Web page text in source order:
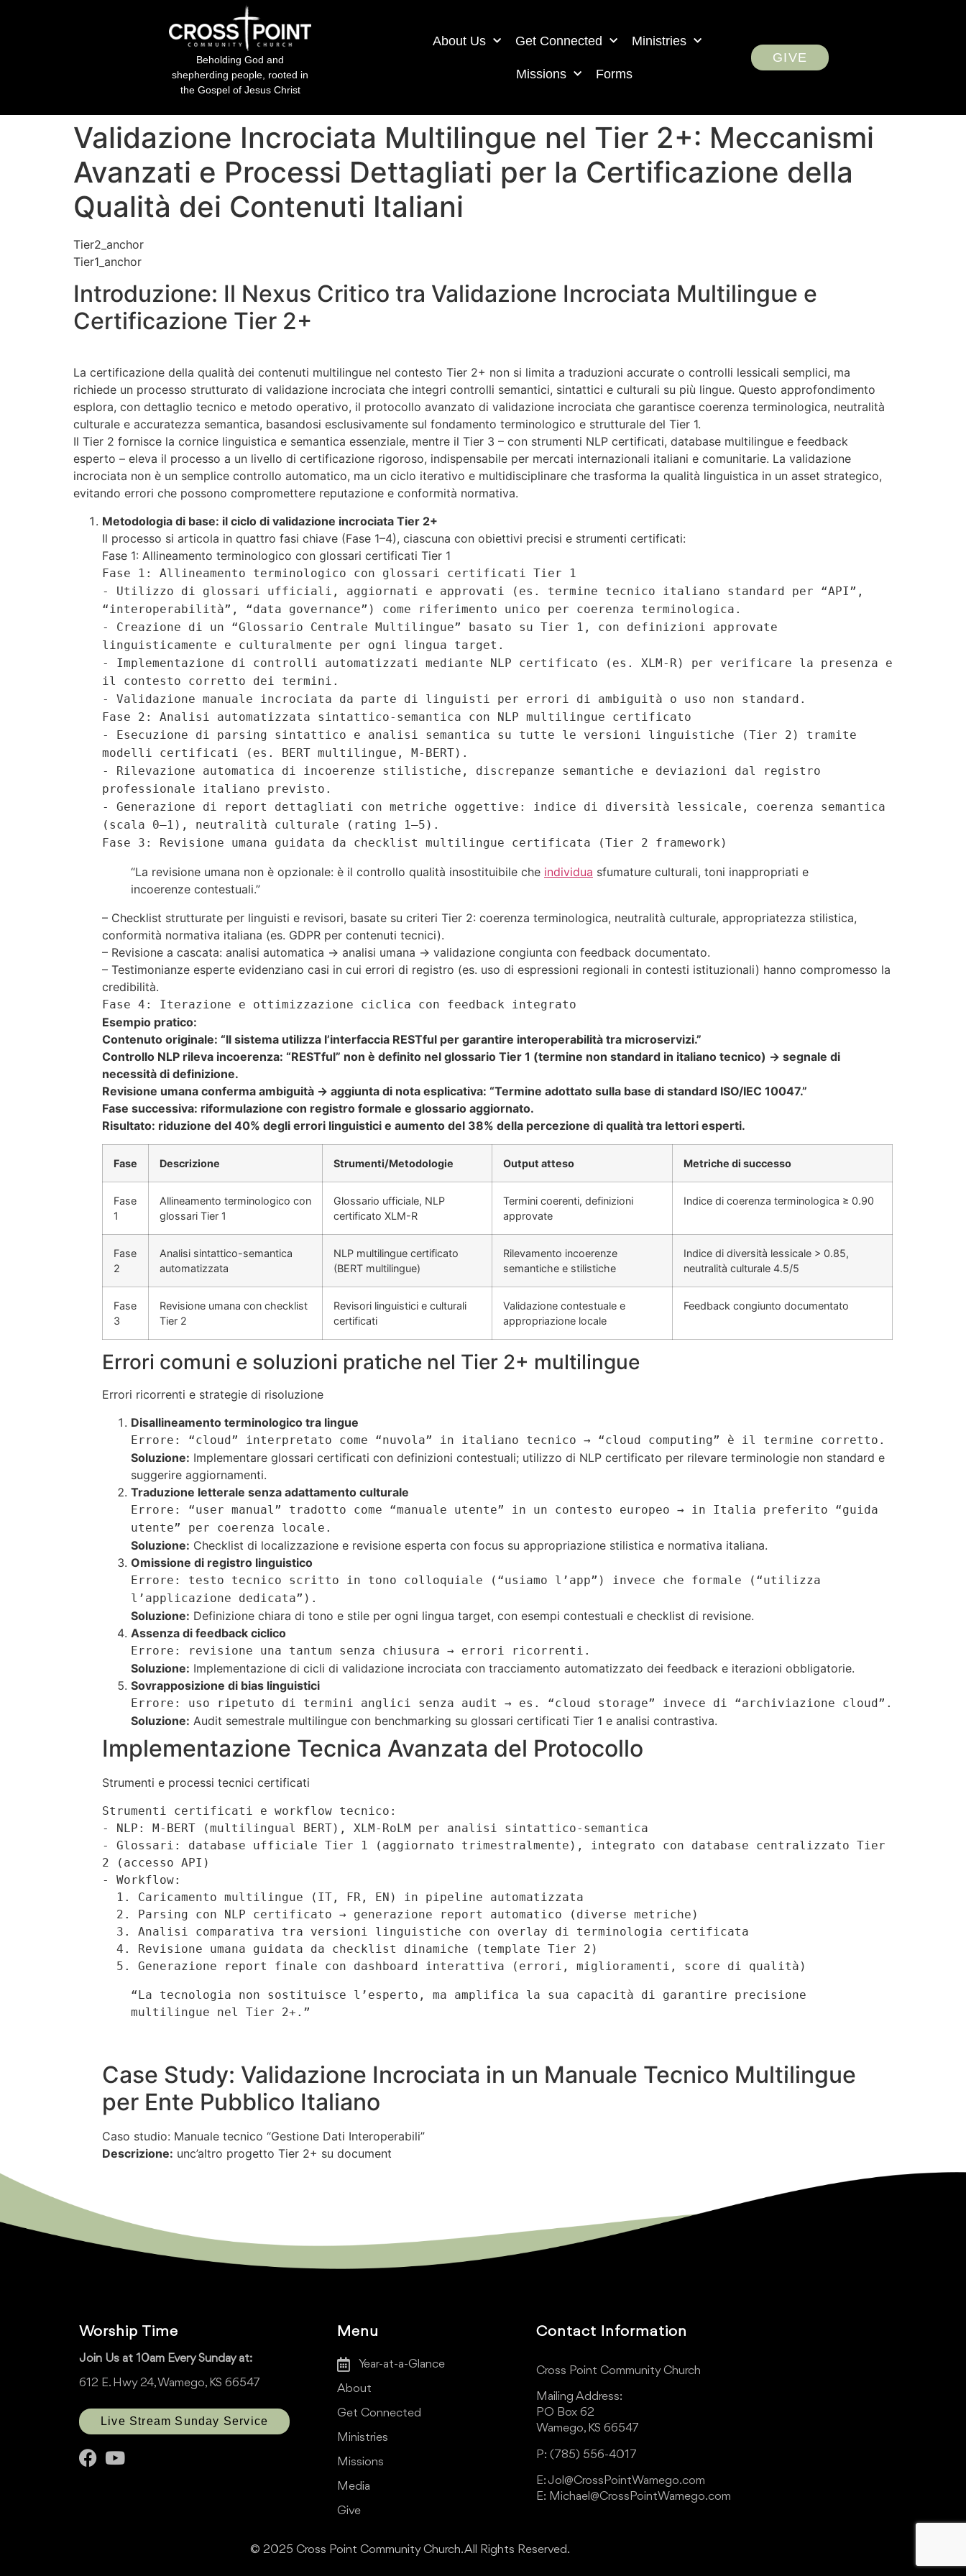
Beholding God and
shepherding people, rooted in
the Gospel of Jesus Christ
About Us Get Connected Ministries
Missions Forms
GIVE
Validazione Incrociata Multilingue nel Tier 2+: Meccanismi
Avanzati e Processi Dettagliati per la Certificazione della
Qualità dei Contenuti Italiani
Tier2_anchor
Tier1_anchor
Introduzione: Il Nexus Critico tra Validazione Incrociata Multilingue e
Certificazione Tier 2+
La certificazione della qualità dei contenuti multilingue nel contesto Tier 2+ non si limita a traduzioni accurate o controlli lessicali semplici, ma
richiede un processo strutturato di validazione incrociata che integri controlli semantici, sintattici e culturali su più lingue. Questo approfondimento
esplora, con dettaglio tecnico e metodo operativo, il protocollo avanzato di validazione incrociata che garantisce coerenza terminologica, neutralità
culturale e accuratezza semantica, basandosi esclusivamente sul fondamento terminologico e strutturale del Tier 1.
Il Tier 2 fornisce la cornice linguistica e semantica essenziale, mentre il Tier 3 – con strumenti NLP certificati, database multilingue e feedback
esperto – eleva il processo a un livello di certificazione rigoroso, indispensabile per mercati internazionali italiani e comunitarie. La validazione
incrociata non è un semplice controllo automatico, ma un ciclo iterativo e multidisciplinare che trasforma la qualità linguistica in un asset strategico,
evitando errori che possono compromettere reputazione e conformità normativa.
Metodologia di base: il ciclo di validazione incrociata Tier 2+
Il processo si articola in quattro fasi chiave (Fase 1–4), ciascuna con obiettivi precisi e strumenti certificati:
Fase 1: Allineamento terminologico con glossari certificati Tier 1
Fase 1: Allineamento terminologico con glossari certificati Tier 1
- Utilizzo di glossari ufficiali, aggiornati e approvati (es. termine tecnico italiano standard per “API”,
“interoperabilità”, “data governance”) come riferimento unico per coerenza terminologica.
- Creazione di un “Glossario Centrale Multilingue” basato su Tier 1, con definizioni approvate
linguisticamente e culturalmente per ogni lingua target.
- Implementazione di controlli automatizzati mediante NLP certificato (es. XLM-R) per verificare la presenza e
il contesto corretto dei termini.
- Validazione manuale incrociata da parte di linguisti per errori di ambiguità o uso non standard.
Fase 2: Analisi automatizzata sintattico-semantica con NLP multilingue certificato
- Esecuzione di parsing sintattico e analisi semantica su tutte le versioni linguistiche (Tier 2) tramite
modelli certificati (es. BERT multilingue, M-BERT).
- Rilevazione automatica di incoerenze stilistiche, discrepanze semantiche e deviazioni dal registro
professionale italiano previsto.
- Generazione di report dettagliati con metriche oggettive: indice di diversità lessicale, coerenza semantica
(scala 0–1), neutralità culturale (rating 1–5).
Fase 3: Revisione umana guidata da checklist multilingue certificata (Tier 2 framework)
“La revisione umana non è opzionale: è il controllo qualità insostituibile che individua sfumature culturali, toni inappropriati e
incoerenze contestuali.”
– Checklist strutturate per linguisti e revisori, basate su criteri Tier 2: coerenza terminologica, neutralità culturale, appropriatezza stilistica,
conformità normativa italiana (es. GDPR per contenuti tecnici).
– Revisione a cascata: analisi automatica → analisi umana → validazione congiunta con feedback documentato.
– Testimonianze esperte evidenziano casi in cui errori di registro (es. uso di espressioni regionali in contesti istituzionali) hanno compromesso la
credibilità.
Fase 4: Iterazione e ottimizzazione ciclica con feedback integrato
Esempio pratico:
Contenuto originale: “Il sistema utilizza l’interfaccia RESTful per garantire interoperabilità tra microservizi.”
Controllo NLP rileva incoerenza: “RESTful” non è definito nel glossario Tier 1 (termine non standard in italiano tecnico) → segnale di
necessità di definizione.
Revisione umana conferma ambiguità → aggiunta di nota esplicativa: “Termine adottato sulla base di standard ISO/IEC 10047.”
Fase successiva: riformulazione con registro formale e glossario aggiornato.
Risultato: riduzione del 40% degli errori linguistici e aumento del 38% della percezione di qualità tra lettori esperti.
Fase Descrizione Strumenti/Metodologie Output atteso Metriche di successo
Fase
1
Allineamento terminologico con
glossari Tier 1
Glossario ufficiale, NLP
certificato XLM-R
Termini coerenti, definizioni
approvate
Indice di coerenza terminologica ≥ 0.90
Fase
2
Analisi sintattico-semantica
automatizzata
NLP multilingue certificato
(BERT multilingue)
Rilevamento incoerenze
semantiche e stilistiche
Indice di diversità lessicale > 0.85,
neutralità culturale 4.5/5
Fase
3
Revisione umana con checklist
Tier 2
Revisori linguistici e culturali
certificati
Validazione contestuale e
appropriazione locale
Feedback congiunto documentato
Errori comuni e soluzioni pratiche nel Tier 2+ multilingue
Errori ricorrenti e strategie di risoluzione
Disallineamento terminologico tra lingue
Errore: “cloud” interpretato come “nuvola” in italiano tecnico → “cloud computing” è il termine corretto.
Soluzione: Implementare glossari certificati con definizioni contestuali; utilizzo di NLP certificato per rilevare terminologie non standard e
suggerire aggiornamenti.
Traduzione letterale senza adattamento culturale
Errore: “user manual” tradotto come “manuale utente” in un contesto europeo → in Italia preferito “guida
utente” per coerenza locale.
Soluzione: Checklist di localizzazione e revisione esperta con focus su appropriazione stilistica e normativa italiana.
Omissione di registro linguistico
Errore: testo tecnico scritto in tono colloquiale (“usiamo l’app”) invece che formale (“utilizza
l’applicazione dedicata”).
Soluzione: Definizione chiara di tono e stile per ogni lingua target, con esempi contestuali e checklist di revisione.
Assenza di feedback ciclico
Errore: revisione una tantum senza chiusura → errori ricorrenti.
Soluzione: Implementazione di cicli di validazione incrociata con tracciamento automatizzato dei feedback e iterazioni obbligatorie.
Sovrapposizione di bias linguistici
Errore: uso ripetuto di termini anglici senza audit → es. “cloud storage” invece di “archiviazione cloud”.
Soluzione: Audit semestrale multilingue con benchmarking su glossari certificati Tier 1 e analisi contrastiva.
Implementazione Tecnica Avanzata del Protocollo
Strumenti e processi tecnici certificati
Strumenti certificati e workflow tecnico:
- NLP: M-BERT (multilingual BERT), XLM-RoLM per analisi sintattico-semantica
- Glossari: database ufficiale Tier 1 (aggiornato trimestralmente), integrato con database centralizzato Tier
2 (accesso API)
- Workflow:
  5. Generazione report finale con dashboard interattiva (errori, miglioramenti, score di qualità)
“La tecnologia non sostituisce l’esperto, ma amplifica la sua capacità di garantire precisione
multilingue nel Tier 2+.”
Case Study: Validazione Incrociata in un Manuale Tecnico Multilingue
per Ente Pubblico Italiano
Caso studio: Manuale tecnico “Gestione Dati Interoperabili”
Descrizione: unc’altro progetto Tier 2+ su document
Worship Time
Join Us at 10am Every Sunday at:
612 E. Hwy 24, Wamego, KS 66547
Live Stream Sunday Service
Menu
Year-at-a-Glance
About
Get Connected
Ministries
Missions
Media
Give
Contact Information
Cross Point Community Church
Mailing Address:
PO Box 62
Wamego, KS 66547
P: (785) 556-4017
E: Jol@CrossPointWamego.com
E: Michael@CrossPointWamego.com
© 2025 Cross Point Community Church. All Rights Reserved.